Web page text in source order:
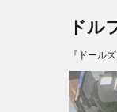
ドル
『ドール